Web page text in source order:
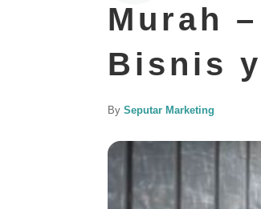
Murah
Bisnis
BySeputar Marketing